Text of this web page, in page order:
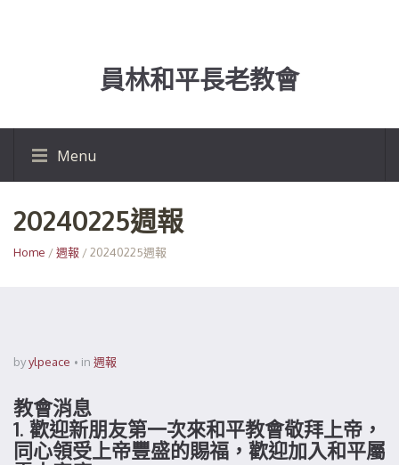
員林和平長老教會
Menu
20240225週報
Home /週報 / 20240225週報
byylpeace in 週報
教會消息
1. 歡迎新朋友第一次來和平教會敬拜上帝，
同心領受上帝豐盛的賜福，歡迎加入和平屬